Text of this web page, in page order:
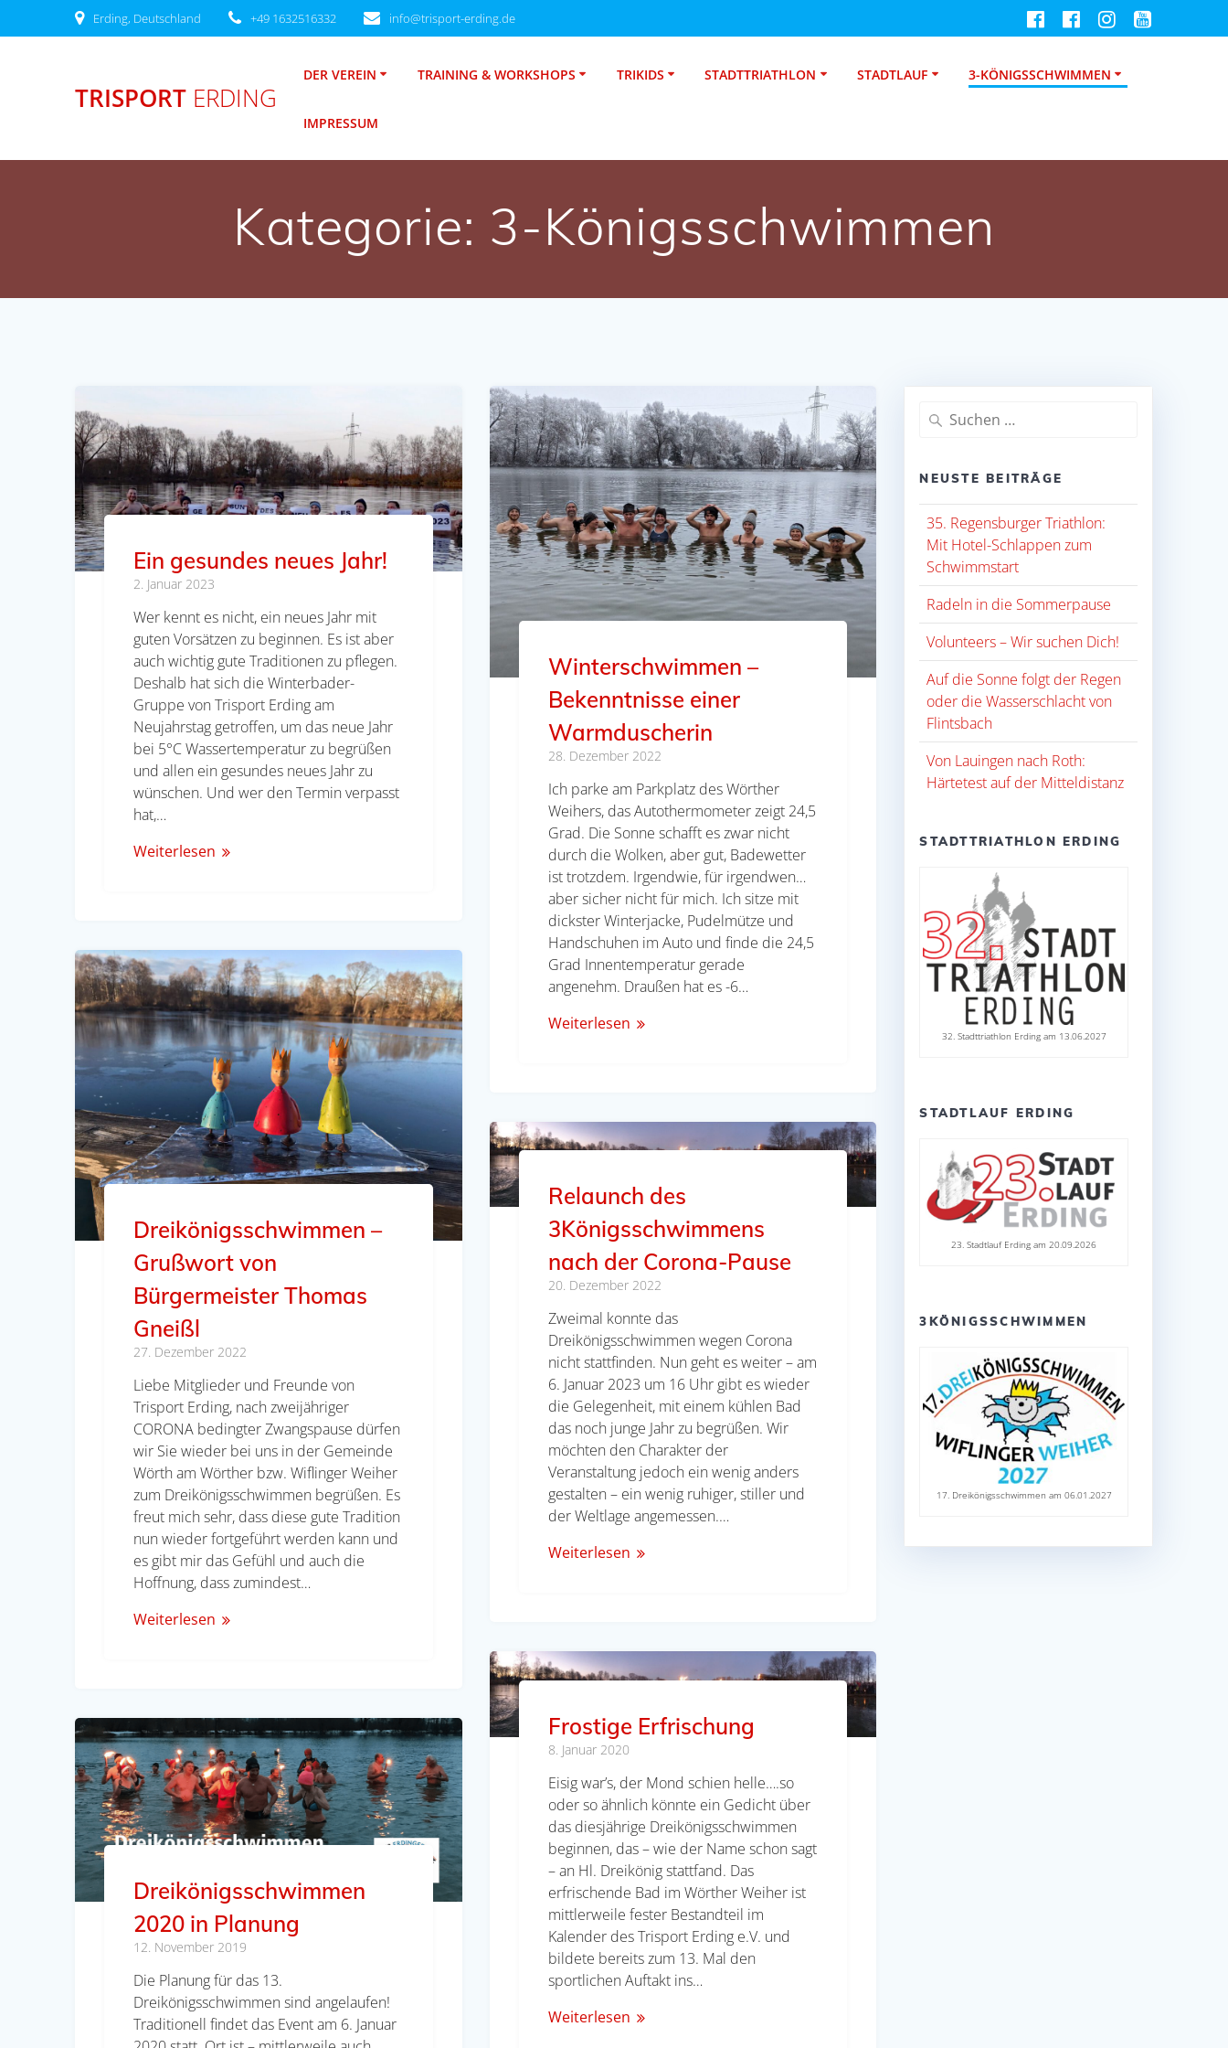
Inhalt
Erding, Deutschland +49 1632516332 info@trisport-erding.de
TRISPORT ERDING
DER VEREIN TRAINING & WORKSHOPS TRIKIDS STADTTRIATHLON STADTLAUF 3-KÖNIGSSCHWIMMEN
IMPRESSUM
Kategorie: 3-Königsschwimmen
Ein gesundes neues Jahr!
2. Januar 2023
Wer kennt es nicht, ein neues Jahr mit
guten Vorsätzen zu beginnen. Es ist aber
auch wichtig gute Traditionen zu pflegen.
Deshalb hat sich die Winterbader-
Gruppe von Trisport Erding am
Neujahrstag getroffen, um das neue Jahr
bei 5°C Wassertemperatur zu begrüßen
und allen ein gesundes neues Jahr zu
wünschen. Und wer den Termin verpasst
hat,…
Weiterlesen
Winterschwimmen –
Bekenntnisse einer
Warmduscherin
28. Dezember 2022
Ich parke am Parkplatz des Wörther
Weihers, das Autothermometer zeigt 24,5
Grad. Die Sonne schafft es zwar nicht
durch die Wolken, aber gut, Badewetter
ist trotzdem. Irgendwie, für irgendwen…
aber sicher nicht für mich. Ich sitze mit
dickster Winterjacke, Pudelmütze und
Handschuhen im Auto und finde die 24,5
Grad Innentemperatur gerade
angenehm. Draußen hat es -6…
Weiterlesen
Dreikönigsschwimmen –
Grußwort von
Bürgermeister Thomas
Gneißl
27. Dezember 2022
Liebe Mitglieder und Freunde von
Trisport Erding, nach zweijähriger
CORONA bedingter Zwangspause dürfen
wir Sie wieder bei uns in der Gemeinde
Wörth am Wörther bzw. Wiflinger Weiher
zum Dreikönigsschwimmen begrüßen. Es
freut mich sehr, dass diese gute Tradition
nun wieder fortgeführt werden kann und
es gibt mir das Gefühl und auch die
Hoffnung, dass zumindest…
Weiterlesen
Relaunch des
3Königsschwimmens
nach der Corona-Pause
20. Dezember 2022
Zweimal konnte das
Dreikönigsschwimmen wegen Corona
nicht stattfinden. Nun geht es weiter – am
6. Januar 2023 um 16 Uhr gibt es wieder
die Gelegenheit, mit einem kühlen Bad
das noch junge Jahr zu begrüßen. Wir
möchten den Charakter der
Veranstaltung jedoch ein wenig anders
gestalten – ein wenig ruhiger, stiller und
der Weltlage angemessen.…
Weiterlesen
Frostige Erfrischung
8. Januar 2020
Eisig war’s, der Mond schien helle….so
oder so ähnlich könnte ein Gedicht über
das diesjährige Dreikönigsschwimmen
beginnen, das – wie der Name schon sagt
– an Hl. Dreikönig stattfand. Das
erfrischende Bad im Wörther Weiher ist
mittlerweile fester Bestandteil im
Kalender des Trisport Erding e.V. und
bildete bereits zum 13. Mal den
sportlichen Auftakt ins…
Weiterlesen
Dreikönigsschwimmen
2020 in Planung
12. November 2019
Die Planung für das 13.
Dreikönigsschwimmen sind angelaufen!
Traditionell findet das Event am 6. Januar
Suche
nach:
NEUSTE BEITRÄGE
35. Regensburger Triathlon:
Mit Hotel-Schlappen zum
Schwimmstart
Radeln in die Sommerpause
Volunteers – Wir suchen Dich!
Auf die Sonne folgt der Regen
oder die Wasserschlacht von
Flintsbach
Von Lauingen nach Roth:
Härtetest auf der Mitteldistanz
STADTTRIATHLON ERDING
32. Stadttriathlon Erding am 13.06.2027
STADTLAUF ERDING
23. Stadtlauf Erding am 20.09.2026
3KÖNIGSSCHWIMMEN
17. Dreikönigsschwimmen am 06.01.2027